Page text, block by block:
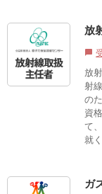
放
chat_bubble
放
射
の
資
て
就
ガ